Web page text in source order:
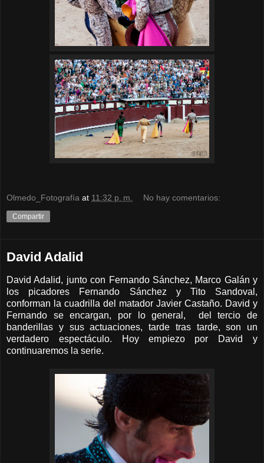
Olmedo_Fotografía at 11:32 p. m. No hay comentarios:
Compartir
David Adalid
David Adalid, junto con Fernando Sánchez, Marco Galán y
los picadores Fernando Sánchez y Tito Sandoval,
conforman la cuadrilla del matador Javier Castaño. David y
Fernando se encargan, por lo general, del tercio de
banderillas y sus actuaciones, tarde tras tarde, son un
verdadero espectáculo. Hoy empiezo por David y
continuaremos la serie.